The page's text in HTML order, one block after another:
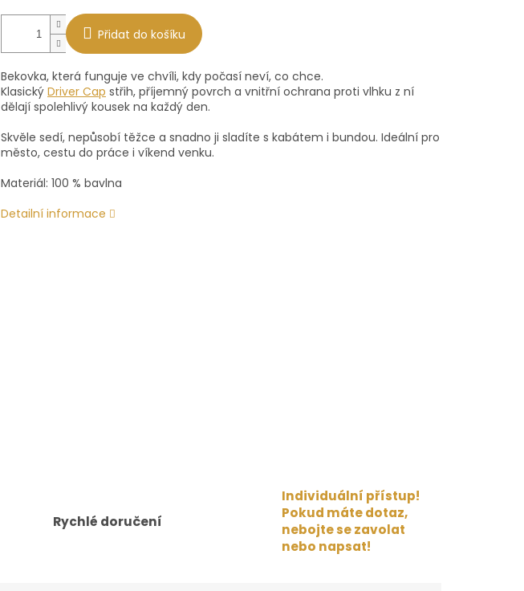
Přidat do košíku
Bekovka, která funguje ve chvíli, kdy počasí neví, co chce.
Klasický Driver Cap střih, příjemný povrch a vnitřní ochrana proti vlhku z ní
dělají spolehlivý kousek na každý den.
Skvěle sedí, nepůsobí těžce a snadno ji sladíte s kabátem i bundou. Ideální pro
město, cestu do práce i víkend venku.
Materiál: 100 % bavlna
Detailní informace
Rychlé doručení
Individuální přístup!
Pokud máte dotaz,
nebojte se zavolat
nebo napsat!